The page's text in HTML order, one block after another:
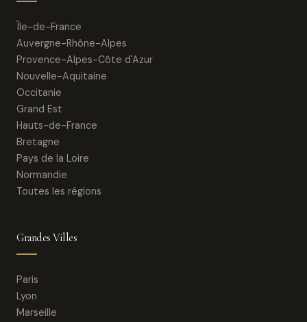
Île-de-France
Auvergne-Rhône-Alpes
Provence-Alpes-Côte d'Azur
Nouvelle-Aquitaine
Occitanie
Grand Est
Hauts-de-France
Bretagne
Pays de la Loire
Normandie
Toutes les régions
Grandes Villes
Paris
Lyon
Marseille